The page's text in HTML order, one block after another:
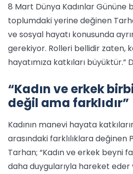
8 Mart Dünya Kadınlar Gününe
toplumdaki yerine değinen
ve sosyal hayatı konusunda
gerekiyor. Rolleri bellidir zaten,
hayatımıza katkıları büyüktür.”
“Kadın ve erkek
değil ama farklıdır”
Kadının manevi hayata
arasındaki farklılıklara değinen
Tarhan; “Kadın ve erkek beyni
daha duygularıyla hareket